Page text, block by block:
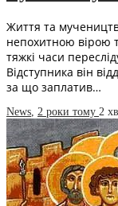
Життя та
непохитною вірою
тяжкі часи
Відступника він
за що заплатив…
News 2 роки тому 2